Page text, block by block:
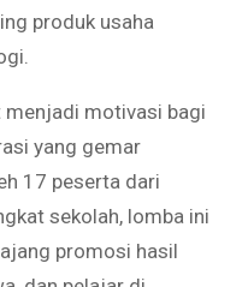
produk usaha
menjadi motivasi bagi
yang gemar
17 peserta dari
sekolah, lomba ini
promosi hasil